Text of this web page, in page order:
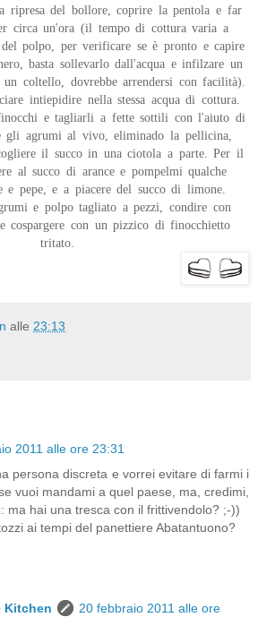
ripresa del bollore, coprire la pentola e far
circa un'ora (il tempo di cottura varia a
del polpo, per verificare se è pronto e capire
basta sollevarlo dall'acqua e infilzare un
coltello, dovrebbe arrendersi con facilità).
intiepidire nella stessa acqua di cottura.
e tagliarli a fette sottili con l'aiuto di
gli agrumi al vivo, eliminado la pellicina,
il succo in una ciotola a parte. Per il
al succo di arance e pompelmi qualche
e pepe, e a piacere del succo di limone.
e polpo tagliato a pezzi, condire con
cospargere con un pizzico di finocchietto
tritato.
alle 23:13
2011 alle ore 23:31
persona discreta e vorrei evitare di farmi i
vuoi mandami a quel paese, ma, credimi,
ma hai una tresca con il frittivendolo? ;-))
ai tempi del panettiere Abatantuono?
Kitchen
20 febbraio 2011 alle ore